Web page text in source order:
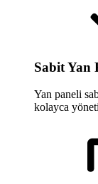
Sabit Yan
Yan paneli
kolayca